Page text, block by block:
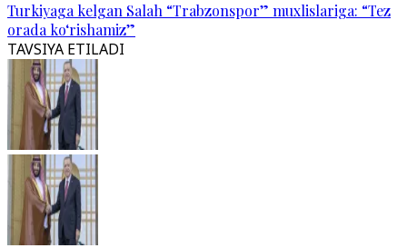
Turkiyaga kelgan Salah “Trabzonspor” muxlislariga: “Tez
orada ko‘rishamiz”
TAVSIYA ETILADI